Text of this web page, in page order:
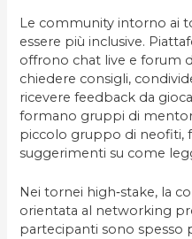
Le community intorno ai
essere più inclusive.
offrono chat live e forum
chiedere consigli,
ricevere feedback da
formano gruppi di
piccolo gruppo di neofiti,
suggerimenti su come
Nei tornei high‑stake, la
orientata al networking
partecipanti sono spesso